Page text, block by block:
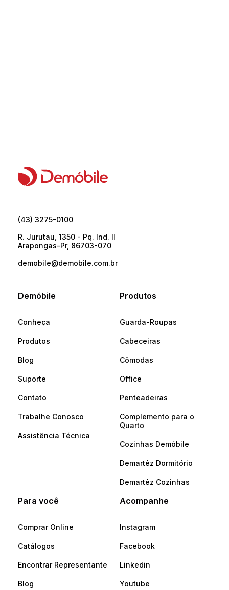
(43) 3275-0100
R. Jurutau, 1350 - Pq. Ind. II
Arapongas-Pr, 86703-070
demobile@demobile.com.br
Demóbile
Conheça
Produtos
Blog
Suporte
Contato
Trabalhe Conosco
Assistência Técnica
Produtos
Guarda-Roupas
Cabeceiras
Cômodas
Office
Penteadeiras
Complemento para o
Quarto
Cozinhas Demóbile
Demartêz Dormitório
Demartêz Cozinhas
Para você
Comprar Online
Catálogos
Encontrar Representante
Blog
Acompanhe
Instagram
Facebook
Linkedin
Youtube